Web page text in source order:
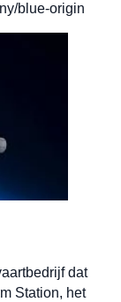
blue-origin
dat
Station, het